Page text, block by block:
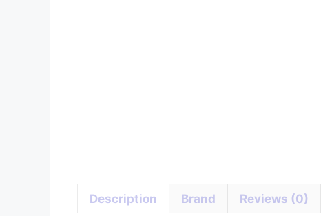
Description Brand Reviews (0)